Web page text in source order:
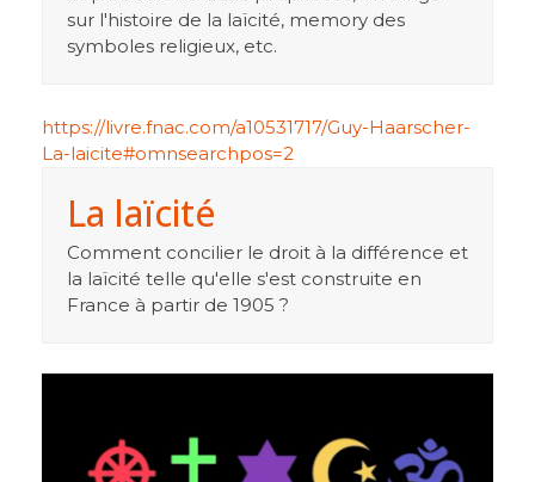
sur l'histoire de la laïcité, memory des
symboles religieux, etc.
https://livre.fnac.com/a10531717/Guy-Haarscher-
La-laicite#omnsearchpos=2
La laïcité
Comment concilier le droit à la différence et
la laïcité telle qu'elle s'est construite en
France à partir de 1905 ?